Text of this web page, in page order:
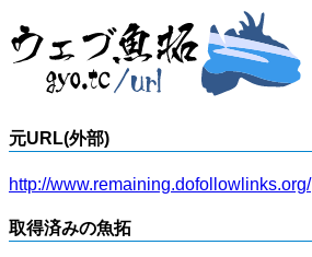
元URL(外部)
http://www.remaining.dofollowlinks.org/
取得済みの魚拓